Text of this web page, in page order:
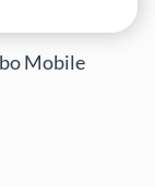
Mobile